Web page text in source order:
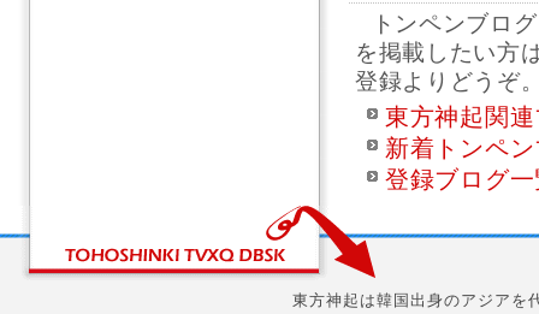
トンペンブロ
を掲載したい方
登録よりどうぞ
東方神起関
新着トンペ
登録ブログ
東方神起は韓国出身のアジアを